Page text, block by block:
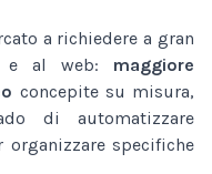
a richiedere a gran
e al web: maggiore
concepite su misura,
di automatizzare
organizzare specifiche